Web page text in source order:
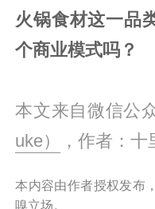
火锅食材这一品
个商业模式吗？
本文来自微信公
uke）
，作者：十
本内容由作者授权发布
嗅立场。